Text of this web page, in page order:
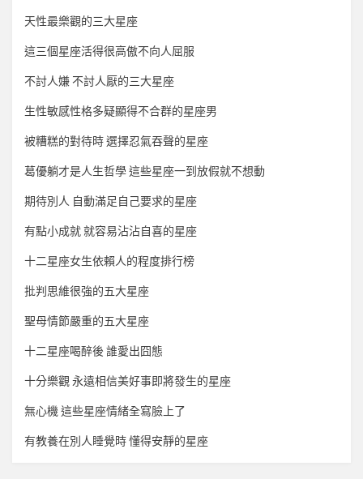
天性最樂觀的三大星座
這三個星座活得很高傲不向人屈服
不討人嫌 不討人厭的三大星座
生性敏感性格多疑顯得不合群的星座男
被糟糕的對待時 選擇忍氣吞聲的星座
葛優躺才是人生哲學 這些星座一到放假就不想動
期待別人 自動滿足自己要求的星座
有點小成就 就容易沾沾自喜的星座
十二星座女生依賴人的程度排行榜
批判思維很強的五大星座
聖母情節嚴重的五大星座
十二星座喝醉後 誰愛出囧態
十分樂觀 永遠相信美好事即將發生的星座
無心機 這些星座情緒全寫臉上了
有教養在別人睡覺時 懂得安靜的星座